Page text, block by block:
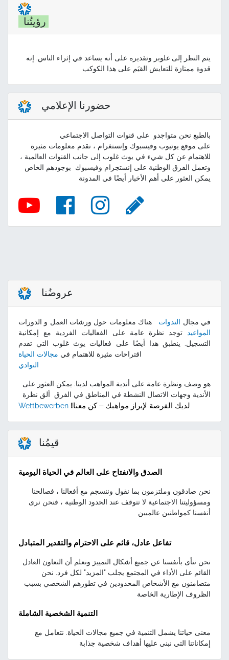
يتم النظر إلى غلوبر وتقديره على أنه يساعد في إثراء الناس. إنه
قدوة ممتازة للتعايش القيَم على هذا الكوكب
حضورنا الإعلامي
بالطبع نحن متواجدو على قنوات التواصل الاجتماعي
على موقع يوتيوب وفيسبوك وإنستغرام ، نقدم معلومات مثيرة
للاهتمام عن كل شيء في يوث غلوب إلى جانب القنوات العالمية ،
وتعمل الفرق الوطنية على إنستجرام وفيسبوك بوجودهم الخاص
يمكن العثور على أهم الأخبار أيضًا في المدونة
عروضُنا
في مجال الندوات هناك معلومات حول ورشات العمل و الدورات
المواعيد
توجد نظرة عامة على الفعاليات الفردية مع إمكانية
التسجيل. ينطبق هذا أيضًا على فعاليات يوث غلوب التي تقدم
اقتراحات مثيرة للاهتمام في مجالات الحياة
النوادي
هو وصف ونظرة عامة على أندية المواهب لدينا. يمكن العثور على
الأندية وجهات الاتصال النشطة في المناطق في الفرق ألق نظرة
Wettbewerben !لديك الفرصة لإبراز مواهبك – كن معنا
قيمُنا
الصدق والانفتاح على العالم في الحياة اليومية
نحن صادقون وملتزمون بما نقول وننسجم مع أفعالنا ، فصالحنا
ومسؤوليتنا الاجتماعية لا تتوقف عند الحدود الوطنية ، فنحن نرى
أنفسنا كمواطنين عالميين
تفاعل عادل، قائم على الاحترام والتقدير المتبادل
نحن ننأى بأنفسنا عن جميع أشكال التمييز ونعلم أن التعاون العادل
القائم على الأداء في المجتمع يجلب "المزيد" لكل فرد. نحن
متضامنون مع الأشخاص المحدودين في تطورهم الشخصي بسبب
الظروف الإطارية الخاصة
التنمية الشخصية الشاملة
معنى حياتنا يشمل التنمية في جميع مجالات الحياة. نتعامل مع
إمكاناتنا التي نبني عليها أهداف شخصية جذابة